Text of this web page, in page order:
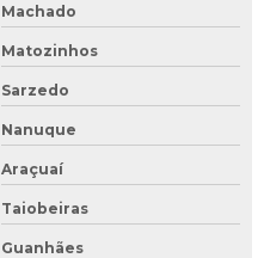
Machado
Matozinhos
Sarzedo
Nanuque
Araçuaí
Taiobeiras
Guanhães